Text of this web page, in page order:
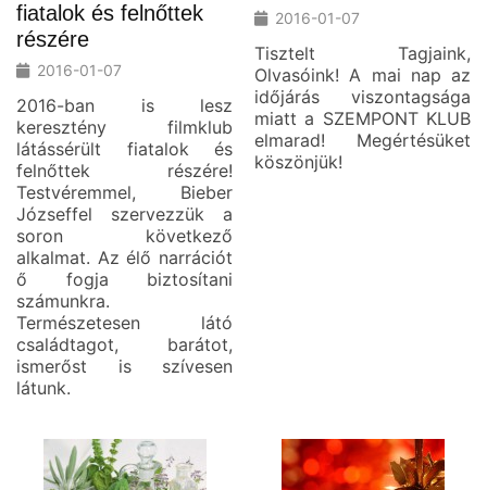
fiatalok és felnőttek
részére
2016-01-07
2016-ban is lesz
keresztény filmklub
látássérült fiatalok és
felnőttek részére!
Testvéremmel, Bieber
Józseffel szervezzük a
soron következő
alkalmat. Az élő narrációt
ő fogja biztosítani
számunkra.
Természetesen látó
családtagot, barátot,
ismerőst is szívesen
látunk.
2016-01-07
Tisztelt Tagjaink,
Olvasóink! A mai nap az
időjárás viszontagsága
miatt a SZEMPONT KLUB
elmarad! Megértésüket
köszönjük!